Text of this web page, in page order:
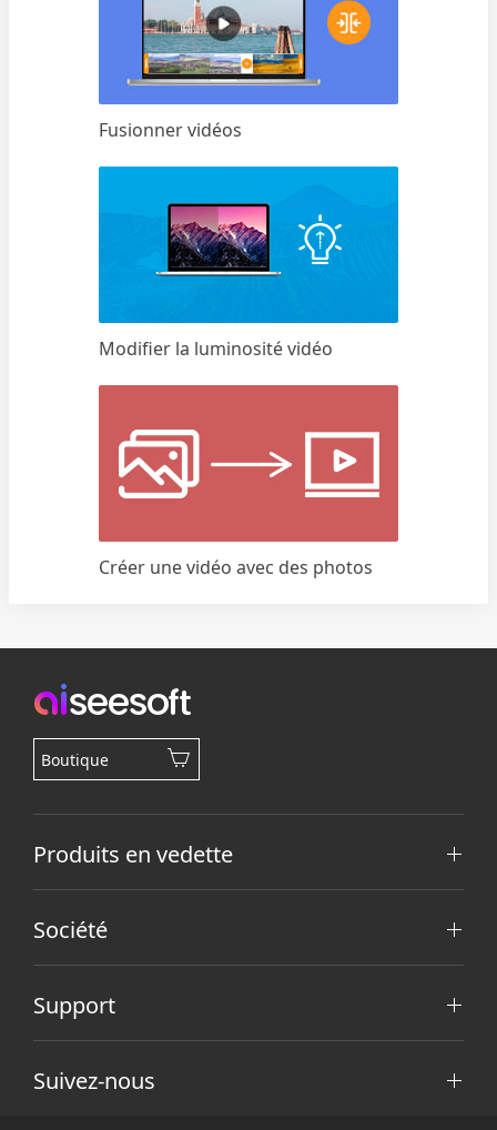
Fusionner vidéos
Modifier la luminosité vidéo
Créer une vidéo avec des photos
Boutique
Produits en vedette
Société
Support
Suivez-nous